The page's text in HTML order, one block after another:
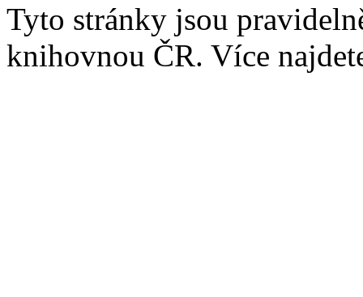
Tyto stránky jsou
knihovnou ČR. Více